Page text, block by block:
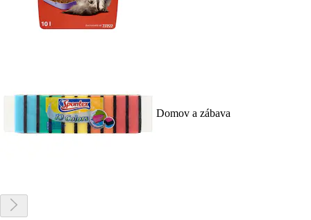
Domov a zábava